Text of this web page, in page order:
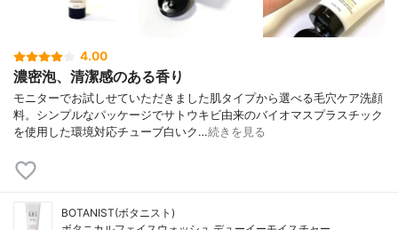
4.00
濃密泡、清潔感のある香り
モニターでお試しせていただきました肌タイプから選べる毛穴ケア洗顔
料。シンプルなパッケージでサトウキビ由来のバイオマスプラスチック
を使用した環境対応チューブ白いク…続きを見る
BOTANIST(ボタニスト)